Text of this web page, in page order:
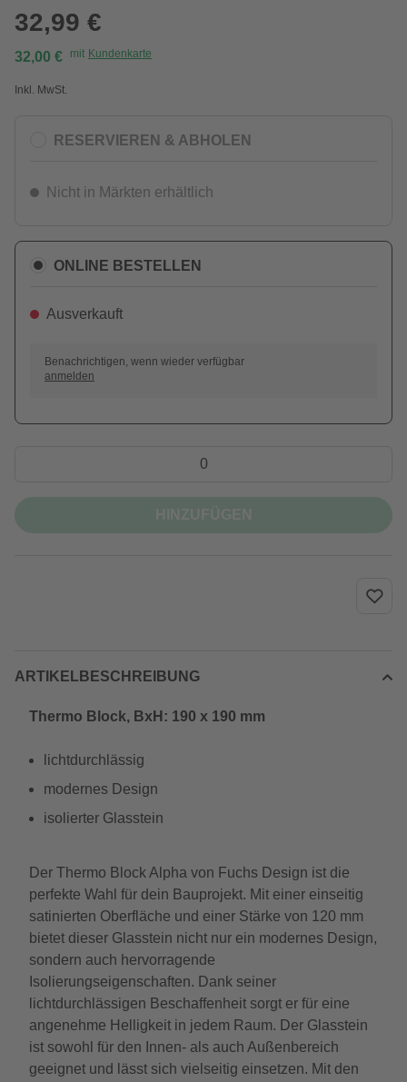
32,99 €
32,00 € mit Kundenkarte
Inkl. MwSt.
RESERVIEREN & ABHOLEN
Nicht in Märkten erhältlich
ONLINE BESTELLEN
Ausverkauft
Benachrichtigen, wenn wieder verfügbar
anmelden
ARTIKELBESCHREIBUNG
Thermo Block, BxH: 190 x 190 mm
lichtdurchlässig
modernes Design
isolierter Glasstein
Der Thermo Block Alpha von Fuchs Design ist die
perfekte Wahl für dein Bauprojekt. Mit einer einseitig
satinierten Oberfläche und einer Stärke von 120 mm
bietet dieser Glasstein nicht nur ein modernes Design,
sondern auch hervorragende
Isolierungseigenschaften. Dank seiner
lichtdurchlässigen Beschaffenheit sorgt er für eine
angenehme Helligkeit in jedem Raum. Der Glasstein
ist sowohl für den Innen- als auch Außenbereich
geeignet und lässt sich vielseitig einsetzen. Mit den